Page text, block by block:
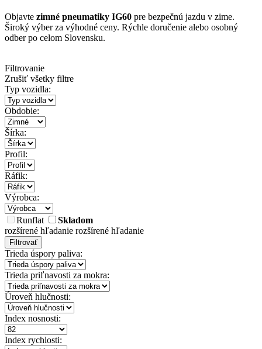
Objavte zimné pneumatiky IG60 pre bezpečnú jazdu v zime.
Široký výber za výhodné ceny. Rýchle doručenie alebo osobný
odber po celom Slovensku.
Filtrovanie
Zrušiť všetky filtre
Typ vozidla:
Obdobie:
Šírka:
Profil:
Ráfik:
Výrobca:
Runflat
Skladom
rozšírené hľadanie rozšírené hľadanie
Filtrovať
Trieda úspory paliva:
Trieda priľnavosti za mokra:
Úroveň hlučnosti:
Index nosnosti:
Index rychlosti: